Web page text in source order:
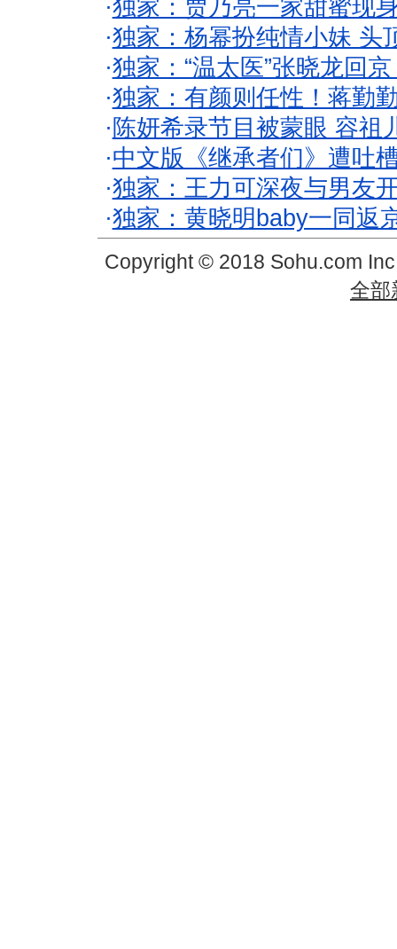
·独家：贾乃亮一家甜蜜现
·独家：杨幂扮纯情小妹 头
·独家：“温太医”张晓龙回
·独家：有颜则任性！蒋勤
· 陈妍希录节目被蒙眼 容祖
·中文版《继承者们》遭吐
·独家：王力可深夜与男友
·独家：黄晓明baby一同返
Copyright © 2018 Sohu.com
全部